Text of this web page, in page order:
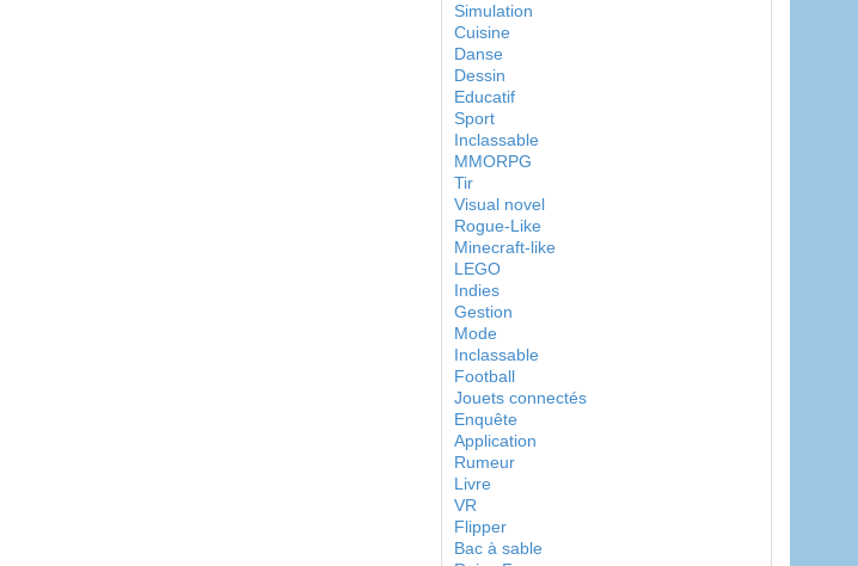
Simulation
Cuisine
Danse
Dessin
Educatif
Sport
Inclassable
MMORPG
Tir
Visual novel
Rogue-Like
Minecraft-like
LEGO
Indies
Gestion
Mode
Inclassable
Football
Jouets connectés
Enquête
Application
Rumeur
Livre
VR
Flipper
Bac à sable